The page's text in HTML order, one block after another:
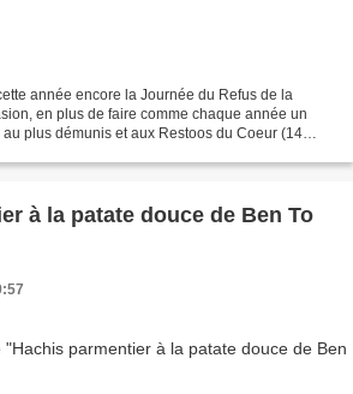
année encore la Journée du Refus de la
en plus de faire comme chaque année un
plus démunis et aux Restoos du Coeur (14
à la patate douce de Ben To